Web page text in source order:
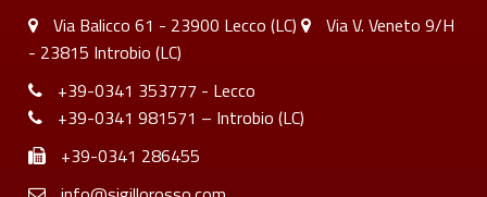
Via Balicco 61 - 23900 Lecco (LC)
Via V. Veneto 9/H
- 23815 Introbio (LC)
+39-0341 353777 - Lecco
+39-0341 981571 – Introbio (LC)
+39-0341 286455